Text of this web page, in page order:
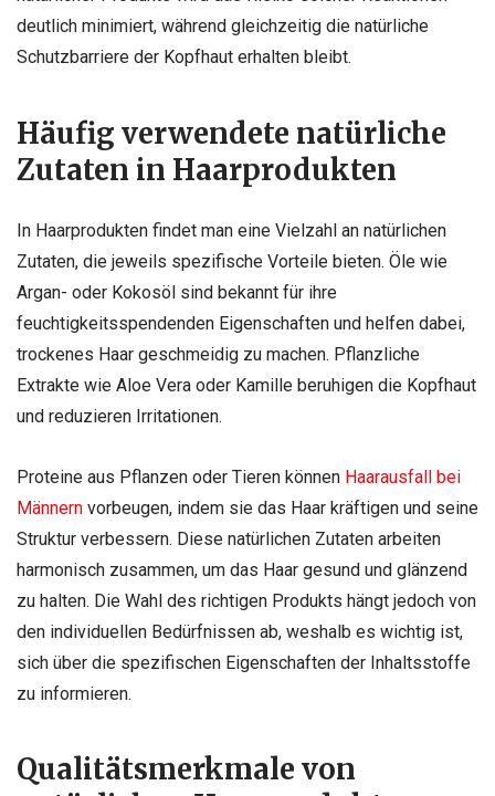
deutlich minimiert, während gleichzeitig die natürliche
Schutzbarriere der Kopfhaut erhalten bleibt.
Häufig verwendete natürliche
Zutaten in Haarprodukten
In Haarprodukten findet man eine Vielzahl an natürlichen
Zutaten, die jeweils spezifische Vorteile bieten. Öle wie
Argan- oder Kokosöl sind bekannt für ihre
feuchtigkeitsspendenden Eigenschaften und helfen dabei,
trockenes Haar geschmeidig zu machen. Pflanzliche
Extrakte wie Aloe Vera oder Kamille beruhigen die Kopfhaut
und reduzieren Irritationen.
Proteine aus Pflanzen oder Tieren können Haarausfall bei
Männern vorbeugen, indem sie das Haar kräftigen und seine
Struktur verbessern. Diese natürlichen Zutaten arbeiten
harmonisch zusammen, um das Haar gesund und glänzend
zu halten. Die Wahl des richtigen Produkts hängt jedoch von
den individuellen Bedürfnissen ab, weshalb es wichtig ist,
sich über die spezifischen Eigenschaften der Inhaltsstoffe
zu informieren.
Qualitätsmerkmale von